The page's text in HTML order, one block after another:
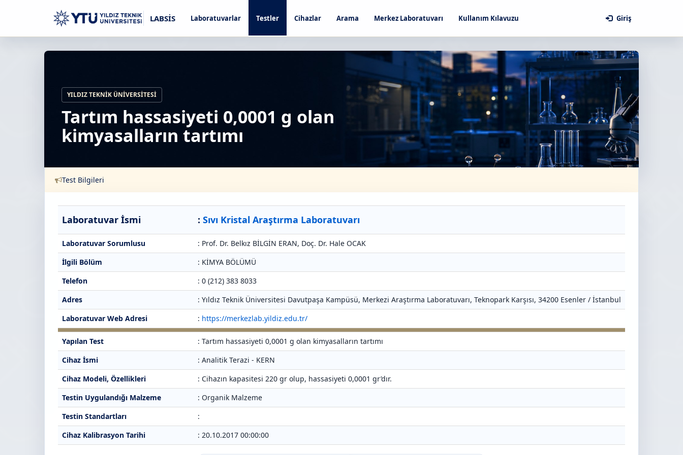
LABSİS Laboratuvarlar Testler Cihazlar Arama Merkez Laboratuvarı Kullanım Kılavuzu Giriş
YILDIZ TEKNIK ÜNIVERSITESI
Tartım hassasiyeti 0,0001 g olan
kimyasalların tartımı
Test Bilgileri
Laboratuvar İsmi : Sıvı Kristal Araştırma Laboratuvarı
Laboratuvar Sorumlusu
: Prof. Dr. Belkız BİLGİN ERAN, Doç. Dr. Hale OCAK
İlgili Bölüm
: KİMYA BÖLÜMÜ
Telefon
: 0 (212) 383 8033
Adres
: Yıldız Teknik Üniversitesi Davutpaşa Kampüsü, Merkezi Araştırma Laboratuvarı, Teknopark Karşısı, 34200 Esenler / İstanbul
Laboratuvar Web Adresi
: https://merkezlab.yildiz.edu.tr/
Yapılan Test
: Tartım hassasiyeti 0,0001 g olan kimyasalların tartımı
Cihaz İsmi
: Analitik Terazi - KERN
Cihaz Modeli, Özellikleri
: Cihazın kapasitesi 220 gr olup, hassasiyeti 0,0001 gr’dır.
Testin Uygulandığı Malzeme
: Organik Malzeme
Testin Standartları
:
Cihaz Kalibrasyon Tarihi
: 20.10.2017 00:00:00